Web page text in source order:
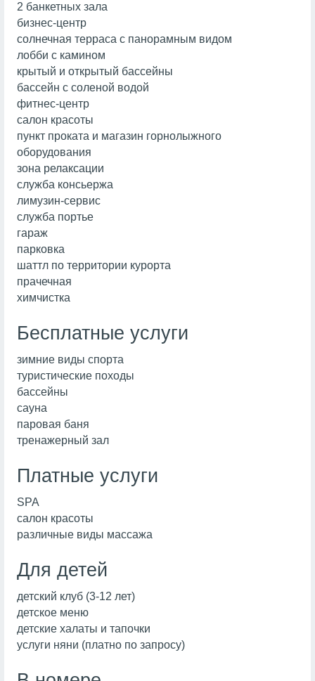
2 банкетных зала
бизнес-центр
солнечная терраса с панорамным видом
лобби с камином
крытый и открытый бассейны
бассейн с соленой водой
фитнес-центр
салон красоты
пункт проката и магазин горнолыжного
оборудования
зона релаксации
служба консьержа
лимузин-сервис
служба портье
гараж
парковка
шаттл по территории курорта
прачечная
химчистка
Бесплатные услуги
зимние виды спорта
туристические походы
бассейны
сауна
паровая баня
тренажерный зал
Платные услуги
SPA
салон красоты
различные виды массажа
Для детей
детский клуб (3-12 лет)
детское меню
детские халаты и тапочки
услуги няни (платно по запросу)